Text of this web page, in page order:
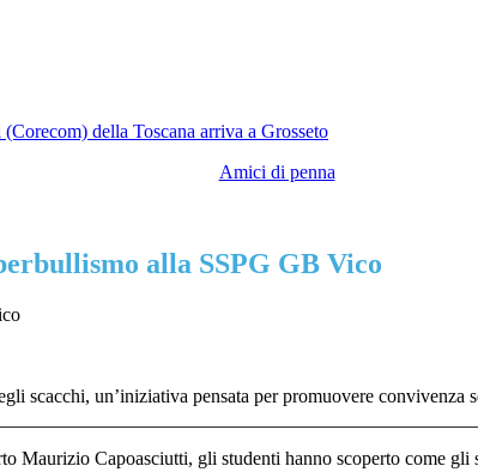
della Toscana arriva a Grosseto
Amici di penna
alla SSPG GB Vico
scacchi, un’iniziativa pensata per promuovere
Maurizio Capoasciutti, gli studenti hanno scoperto come